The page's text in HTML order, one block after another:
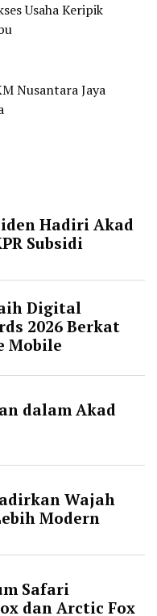
Usaha Keripik
Nusantara Jaya